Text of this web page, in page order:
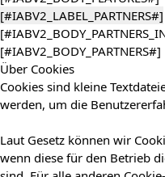
[#IABV2_LABEL_PARTNERS#]
[#IABV2_BODY_PARTNERS#]
Über Cookies
Cookies sind kleine
werden, um die
Laut Gesetz können wir
wenn diese für den Betrieb